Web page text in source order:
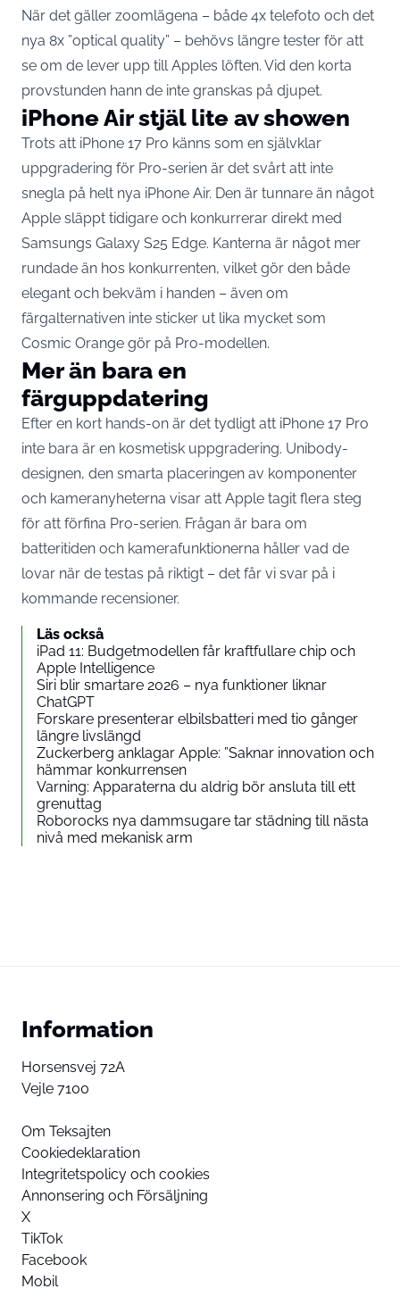
När det gäller zoomlägena – både 4x telefoto och det
nya 8x ”optical quality” – behövs längre tester för att
se om de lever upp till Apples löften. Vid den korta
provstunden hann de inte granskas på djupet.
iPhone Air stjäl lite av showen
Trots att iPhone 17 Pro känns som en självklar
uppgradering för Pro-serien är det svårt att inte
snegla på helt nya iPhone Air. Den är tunnare än något
Apple släppt tidigare och konkurrerar direkt med
Samsungs Galaxy S25 Edge. Kanterna är något mer
rundade än hos konkurrenten, vilket gör den både
elegant och bekväm i handen – även om
färgalternativen inte sticker ut lika mycket som
Cosmic Orange gör på Pro-modellen.
Mer än bara en
färguppdatering
Efter en kort hands-on är det tydligt att iPhone 17 Pro
inte bara är en kosmetisk uppgradering. Unibody-
designen, den smarta placeringen av komponenter
och kameranyheterna visar att Apple tagit flera steg
för att förfina Pro-serien. Frågan är bara om
batteritiden och kamerafunktionerna håller vad de
lovar när de testas på riktigt – det får vi svar på i
kommande recensioner.
Läs också
iPad 11: Budgetmodellen får kraftfullare chip och
Apple Intelligence
Siri blir smartare 2026 – nya funktioner liknar
ChatGPT
Forskare presenterar elbilsbatteri med tio gånger
längre livslängd
Zuckerberg anklagar Apple: ”Saknar innovation och
hämmar konkurrensen
Varning: Apparaterna du aldrig bör ansluta till ett
grenuttag
Roborocks nya dammsugare tar städning till nästa
nivå med mekanisk arm
Information
Horsensvej 72A
Vejle 7100
Om Teksajten
Cookiedeklaration
Integritetspolicy och cookies
Annonsering och Försäljning
X
TikTok
Facebook
Mobil